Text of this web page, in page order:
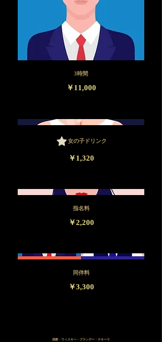
3時間
￥11,000
女の子ドリンク
￥1,320
指名料
￥2,200
同伴料
￥3,300
焼酎・ウィスキー・ブランデー・テキーラ